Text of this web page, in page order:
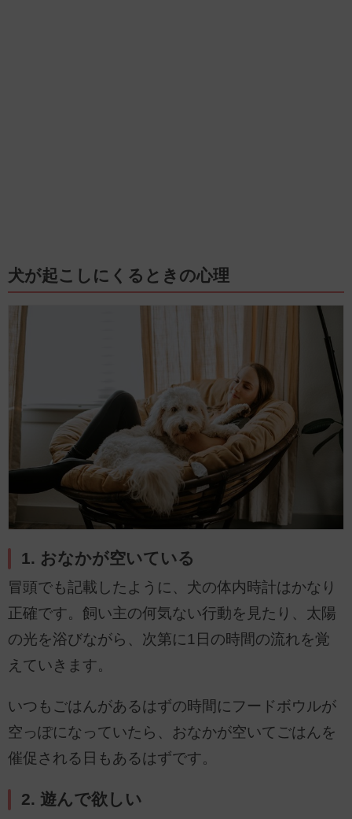
犬が起こしにくるときの心理
1. おなかが空いている
冒頭でも記載したように、犬の体内時計はかなり
正確です。飼い主の何気ない行動を見たり、太陽
の光を浴びながら、次第に1日の時間の流れを覚
えていきます。
いつもごはんがあるはずの時間にフードボウルが
空っぽになっていたら、おなかが空いてごはんを
催促される日もあるはずです。
2. 遊んで欲しい